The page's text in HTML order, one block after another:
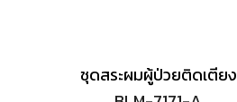
ชุดสระผมผู้ป่วยติดเตียง